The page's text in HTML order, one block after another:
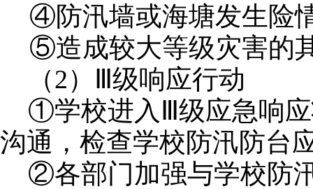
④防汛墙或海塘发生险
⑤造成较大等级灾害的
（2）Ⅲ级响应行动
①学校进入Ⅲ 级应急响
沟通，检查学校防汛防台
②各部门加强与学校防